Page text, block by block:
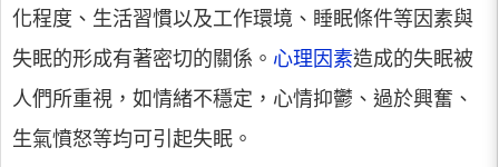
化程度、生活習慣以及工作環境、睡眠條件等因素與
失眠的形成有著密切的關係。 心理因素造成的失眠被
人們所重視，如情緒不穩定，心情抑鬱、過於興奮、
生氣憤怒等均可引起失眠。